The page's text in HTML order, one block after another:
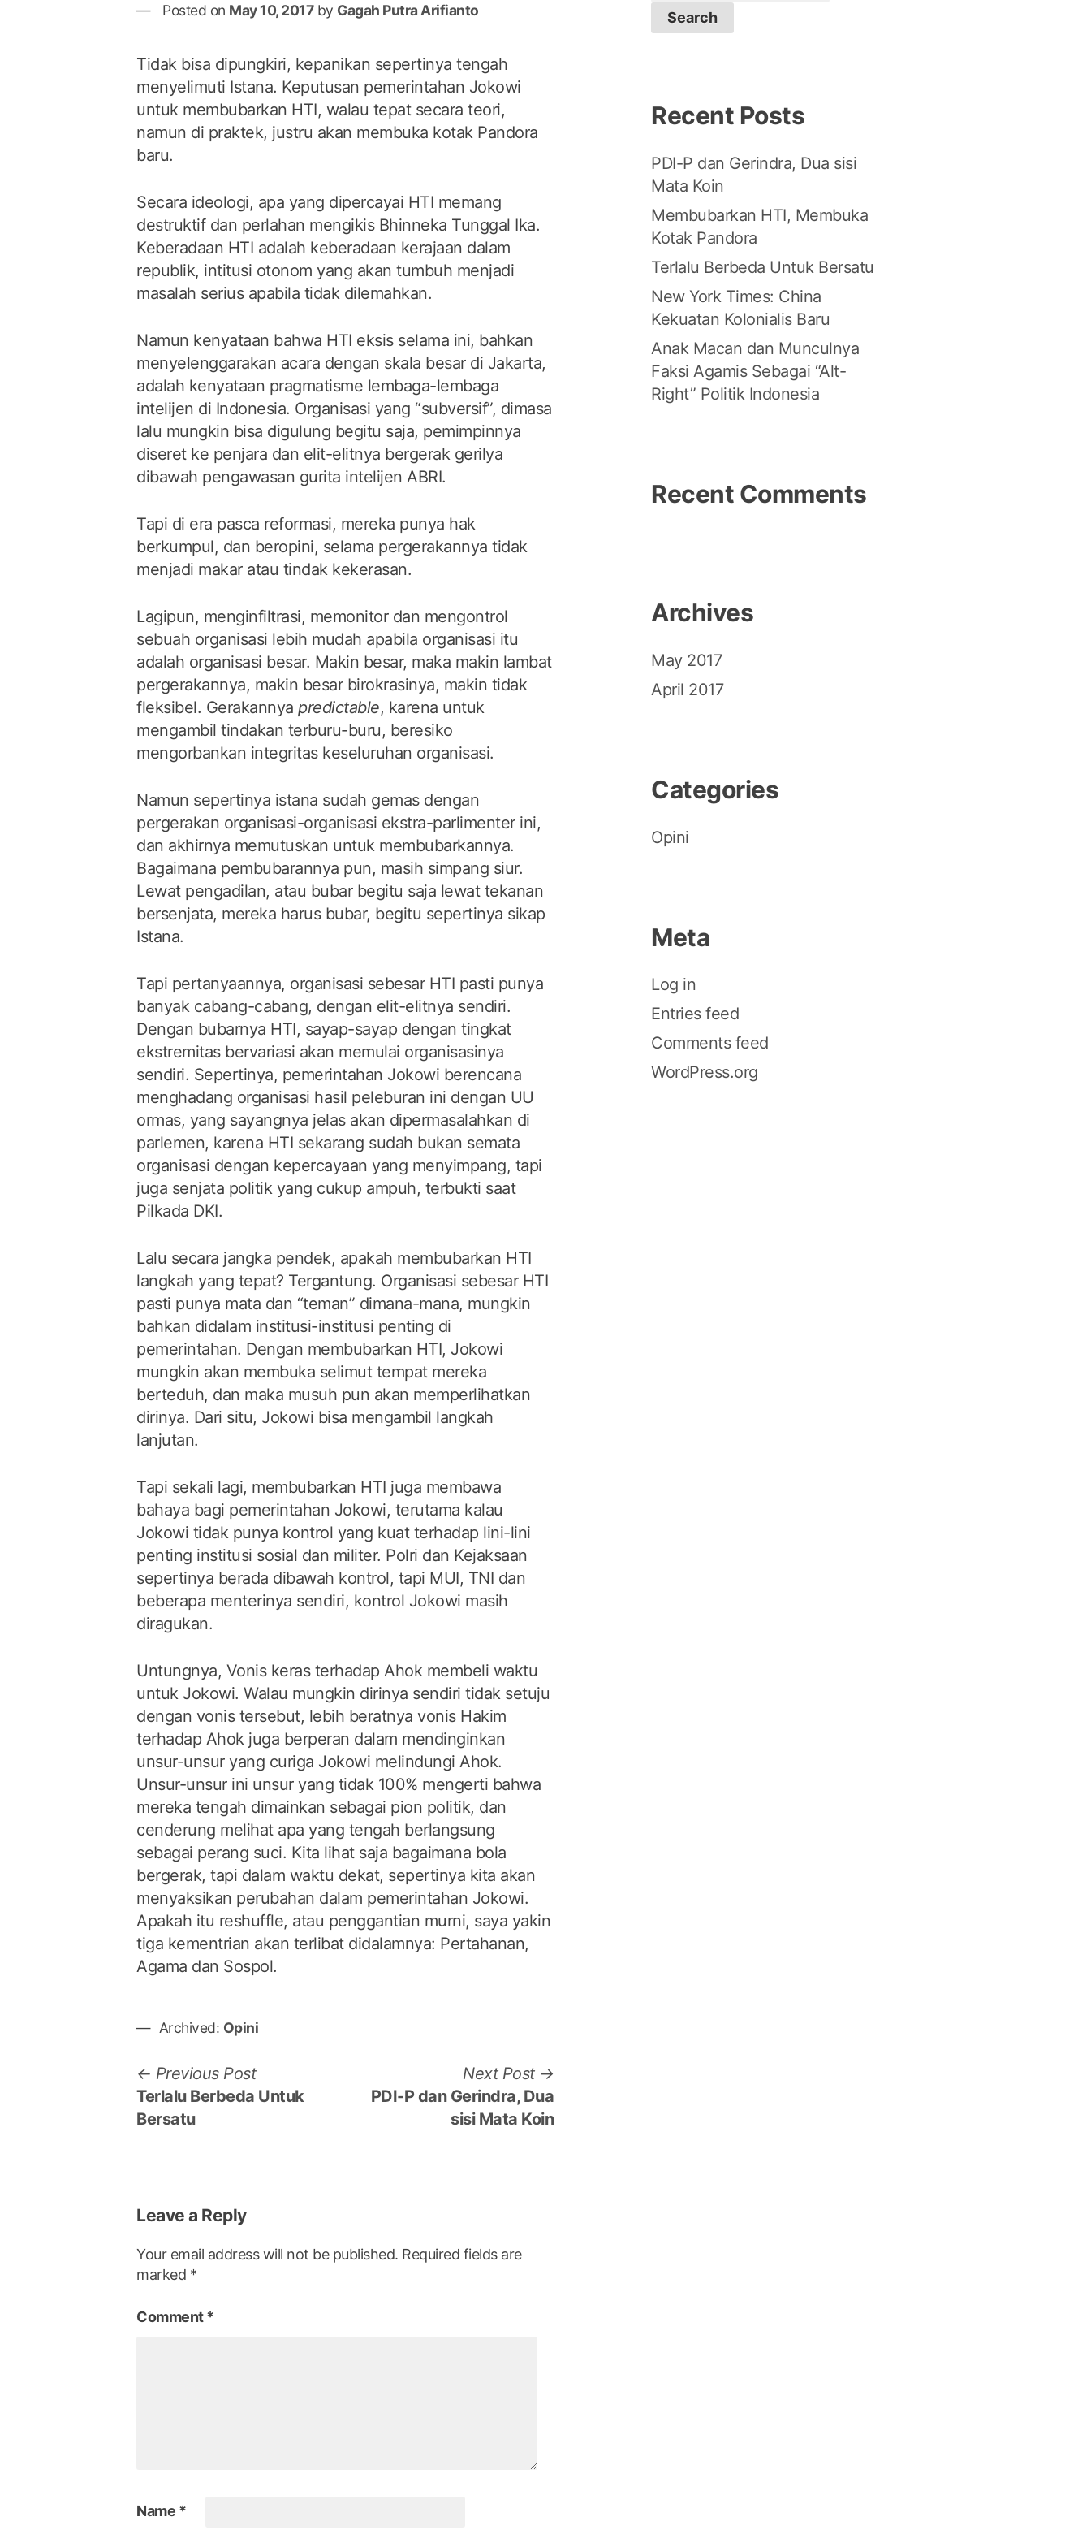
Posted on May 10, 2017by Gagah Putra Arifianto
Tidak bisa dipungkiri, kepanikan sepertinya tengah
menyelimuti Istana. Keputusan pemerintahan Jokowi
untuk membubarkan HTI, walau tepat secara teori,
namun di praktek, justru akan membuka kotak Pandora
baru.
Secara ideologi, apa yang dipercayai HTI memang
destruktif dan perlahan mengikis Bhinneka Tunggal Ika.
Keberadaan HTI adalah keberadaan kerajaan dalam
republik, intitusi otonom yang akan tumbuh menjadi
masalah serius apabila tidak dilemahkan.
Namun kenyataan bahwa HTI eksis selama ini, bahkan
menyelenggarakan acara dengan skala besar di Jakarta,
adalah kenyataan pragmatisme lembaga-lembaga
intelijen di Indonesia. Organisasi yang “subversif”, dimasa
lalu mungkin bisa digulung begitu saja, pemimpinnya
diseret ke penjara dan elit-elitnya bergerak gerilya
dibawah pengawasan gurita intelijen ABRI.
Tapi di era pasca reformasi, mereka punya hak
berkumpul, dan beropini, selama pergerakannya tidak
menjadi makar atau tindak kekerasan.
Lagipun, menginfiltrasi, memonitor dan mengontrol
sebuah organisasi lebih mudah apabila organisasi itu
adalah organisasi besar. Makin besar, maka makin lambat
pergerakannya, makin besar birokrasinya, makin tidak
fleksibel. Gerakannyapredictable, karena untuk
mengambil tindakan terburu-buru, beresiko
mengorbankan integritas keseluruhan organisasi.
Namun sepertinya istana sudah gemas dengan
pergerakan organisasi-organisasi ekstra-parlimenter ini,
dan akhirnya memutuskan untuk membubarkannya.
Bagaimana pembubarannya pun, masih simpang siur.
Lewat pengadilan, atau bubar begitu saja lewat tekanan
bersenjata, mereka harus bubar, begitu sepertinya sikap
Istana.
Tapi pertanyaannya, organisasi sebesar HTI pasti punya
banyak cabang-cabang, dengan elit-elitnya sendiri.
Dengan bubarnya HTI, sayap-sayap dengan tingkat
ekstremitas bervariasi akan memulai organisasinya
sendiri. Sepertinya, pemerintahan Jokowi berencana
menghadang organisasi hasil peleburan ini dengan UU
ormas, yang sayangnya jelas akan dipermasalahkan di
parlemen, karena HTI sekarang sudah bukan semata
organisasi dengan kepercayaan yang menyimpang, tapi
juga senjata politik yang cukup ampuh, terbukti saat
Pilkada DKI.
Lalu secara jangka pendek, apakah membubarkan HTI
langkah yang tepat? Tergantung. Organisasi sebesar HTI
pasti punya mata dan “teman” dimana-mana, mungkin
bahkan didalam institusi-institusi penting di
pemerintahan. Dengan membubarkan HTI, Jokowi
mungkin akan membuka selimut tempat mereka
berteduh, dan maka musuh pun akan memperlihatkan
dirinya. Dari situ, Jokowi bisa mengambil langkah
lanjutan.
Tapi sekali lagi, membubarkan HTI juga membawa
bahaya bagi pemerintahan Jokowi, terutama kalau
Jokowi tidak punya kontrol yang kuat terhadap lini-lini
penting institusi sosial dan militer. Polri dan Kejaksaan
sepertinya berada dibawah kontrol, tapi MUI, TNI dan
beberapa menterinya sendiri, kontrol Jokowi masih
diragukan.
Untungnya, Vonis keras terhadap Ahok membeli waktu
untuk Jokowi. Walau mungkin dirinya sendiri tidak setuju
dengan vonis tersebut, lebih beratnya vonis Hakim
terhadap Ahok juga berperan dalam mendinginkan
unsur-unsur yang curiga Jokowi melindungi Ahok.
Unsur-unsur ini unsur yang tidak 100% mengerti bahwa
mereka tengah dimainkan sebagai pion politik, dan
cenderung melihat apa yang tengah berlangsung
sebagai perang suci. Kita lihat saja bagaimana bola
bergerak, tapi dalam waktu dekat, sepertinya kita akan
menyaksikan perubahan dalam pemerintahan Jokowi.
Apakah itu reshuffle, atau penggantian murni, saya yakin
tiga kementrian akan terlibat didalamnya: Pertahanan,
Agama dan Sospol.
Archived: Opini
Post
navigation
Previous PostPrevious
post:
Terlalu Berbeda Untuk
Bersatu
Next Post
post:
PDI-P dan Gerindra, Dua
sisi Mata Koin
Leave a Reply
Your email address will not be published. Required fields are
marked *
Comment*
Name *
for:
Recent Posts
PDI-P dan Gerindra, Dua sisi
Mata Koin
Membubarkan HTI, Membuka
Kotak Pandora
Terlalu Berbeda Untuk Bersatu
New York Times: China
Kekuatan Kolonialis Baru
Anak Macan dan Munculnya
Faksi Agamis Sebagai “Alt-
Right” Politik Indonesia
Recent Comments
Archives
May 2017
April 2017
Categories
Opini
Meta
Log in
Entries feed
Comments feed
WordPress.org